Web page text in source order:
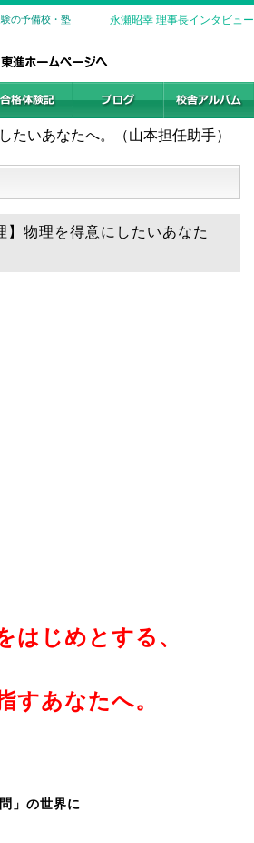
の予備校・塾
永瀬昭幸 理事長インタビュー
たいあなたへ。（山本担任助手）
物理を得意にしたいあなた
はじめとする、
すあなたへ。
」の世界に